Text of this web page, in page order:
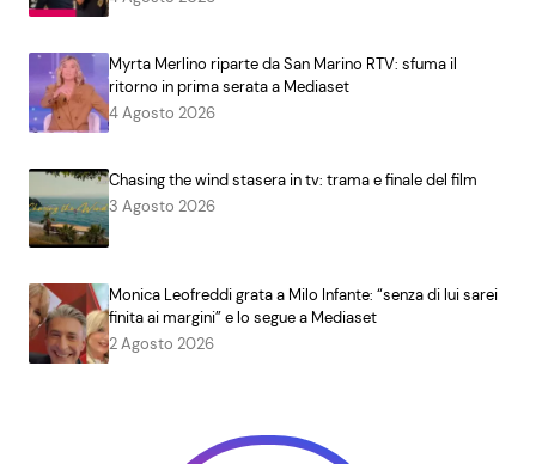
Myrta Merlino riparte da San Marino RTV: sfuma il
ritorno in prima serata a Mediaset
4 Agosto 2026
Chasing the wind stasera in tv: trama e finale del film
3 Agosto 2026
Monica Leofreddi grata a Milo Infante: “senza di lui sarei
finita ai margini” e lo segue a Mediaset
2 Agosto 2026